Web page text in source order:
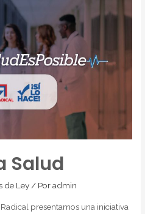
Salud
de Ley / Poradmin
presentamos una iniciativa